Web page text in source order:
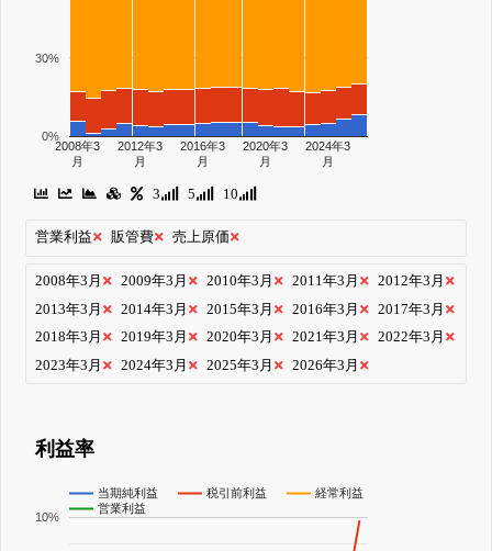
2008年3
月
2012年3
月
2016年3
月
2020年3
月
2024年3
月
0%
30%
3 5 10
営業利益 販管費 売上原価
2008年3月 2009年3月 2010年3月 2011年3月
2012年3月
2013年3月
2014年3月 2015年3月 2016年3月
2017年3月
2018年3月
2019年3月 2020年3月 2021年3月
2022年3月
2023年3月
2024年3月 2025年3月 2026年3月
利益率
当期純利益 税引前利益
経常利益
営業利益
10%